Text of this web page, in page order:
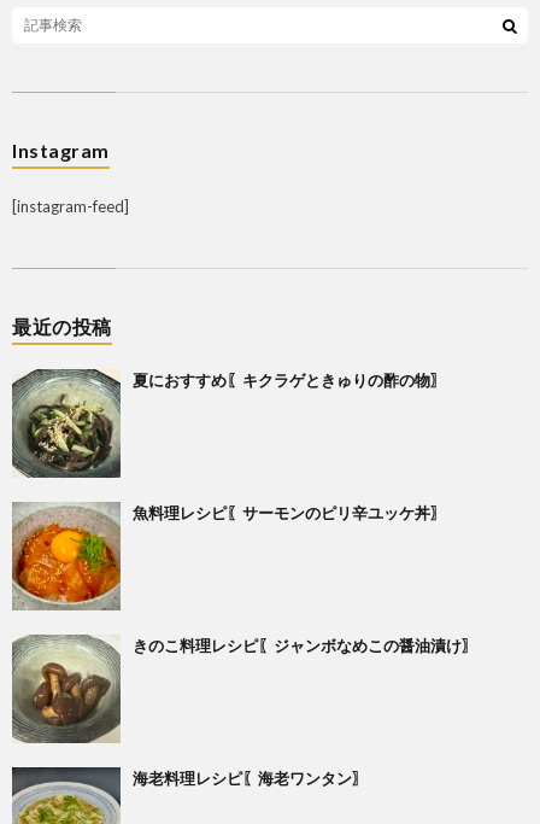
Instagram
[instagram-feed]
最近の投稿
夏におすすめ〖キクラゲときゅりの酢の物〗
魚料理レシピ〖サーモンのピリ辛ユッケ丼〗
きのこ料理レシピ〖ジャンボなめこの醤油漬け〗
海老料理レシピ〖海老ワンタン〗